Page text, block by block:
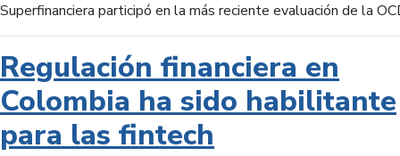
Superfinanciera participó en la más reciente evaluación de la
Regulación financiera en
Colombia ha sido habilitante
para las fintech